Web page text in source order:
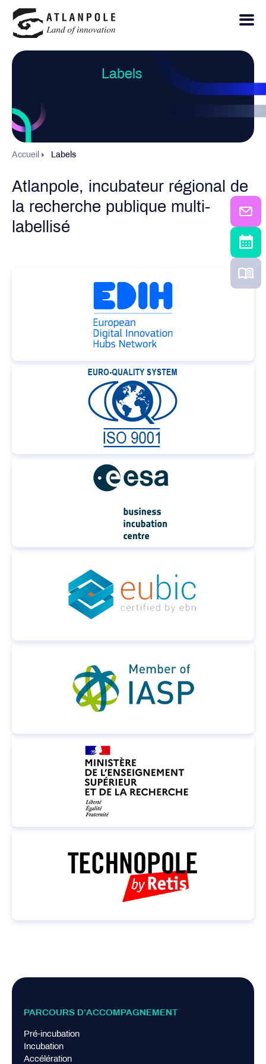
Labels
Accueil Labels
Atlanpole, incubateur régional de
la recherche publique multi-
labellisé
PARCOURS D’ACCOMPAGNEMENT
Pré-incubation
Incubation
Accélération